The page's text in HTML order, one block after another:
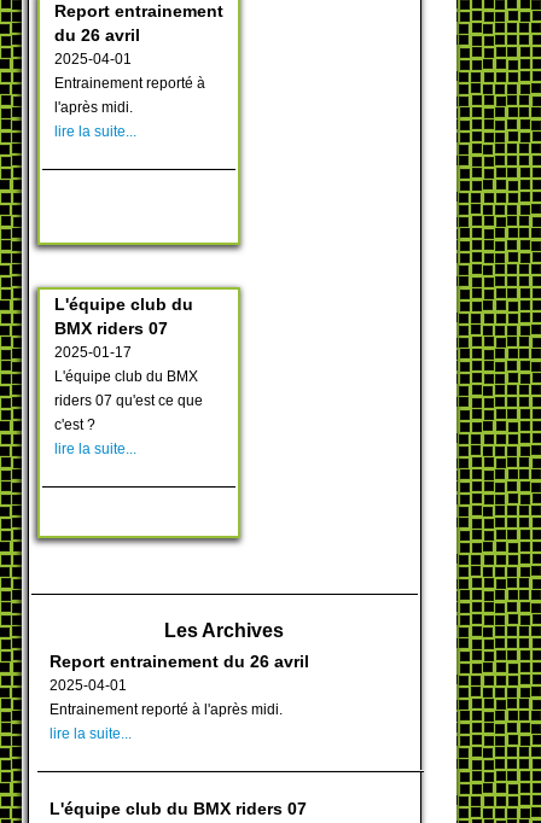
Report entrainement
du 26 avril
2025-04-01
Entrainement reporté à
l'après midi.
lire la suite...
L'équipe club du
BMX riders 07
2025-01-17
L'équipe club du BMX
riders 07 qu'est ce que
c'est ?
lire la suite...
Les Archives
Report entrainement du 26 avril
2025-04-01
Entrainement reporté à l'après midi.
lire la suite...
L'équipe club du BMX riders 07